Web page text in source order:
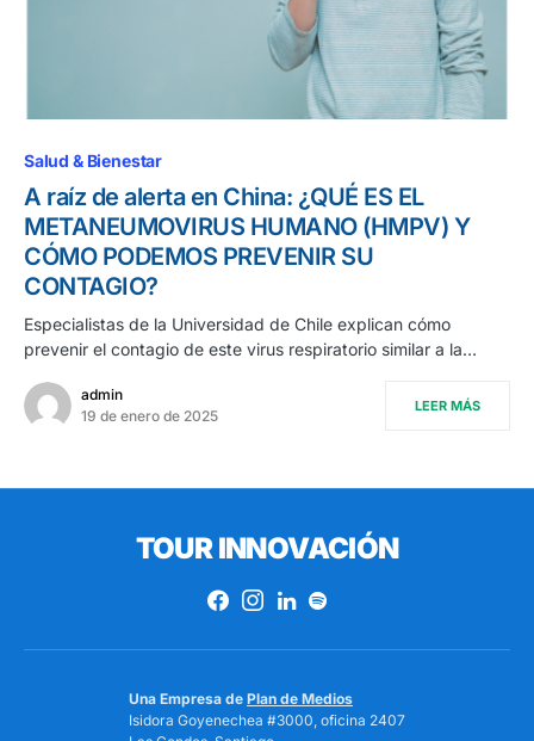
Salud & Bienestar
A raíz de alerta en China: ¿QUÉ ES EL
METANEUMOVIRUS HUMANO (HMPV) Y
CÓMO PODEMOS PREVENIR SU
CONTAGIO?
Especialistas de la Universidad de Chile explican cómo
prevenir el contagio de este virus respiratorio similar a la…
admin
19 de enero de 2025
LEER MÁS
TOUR INNOVACIÓN
Una Empresa de Plan de Medios
Isidora Goyenechea #3000, oficina 2407